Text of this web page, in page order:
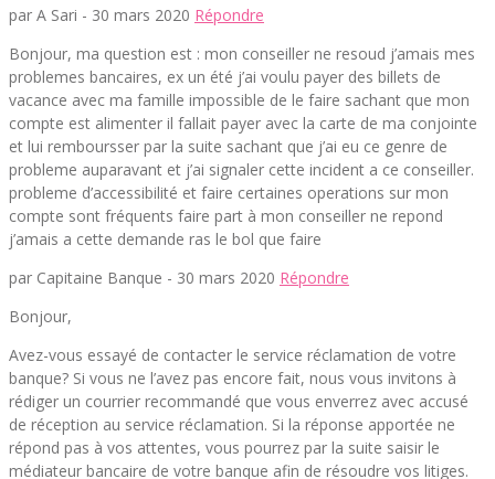
par A Sari - 30 mars 2020 Répondre
Bonjour, ma question est : mon conseiller ne resoud j’amais mes
problemes bancaires, ex un été j’ai voulu payer des billets de
vacance avec ma famille impossible de le faire sachant que mon
compte est alimenter il fallait payer avec la carte de ma conjointe
et lui remboursser par la suite sachant que j’ai eu ce genre de
probleme auparavant et j’ai signaler cette incident a ce conseiller.
probleme d’accessibilité et faire certaines operations sur mon
compte sont fréquents faire part à mon conseiller ne repond
j’amais a cette demande ras le bol que faire
par Capitaine Banque - 30 mars 2020 Répondre
Bonjour,
Avez-vous essayé de contacter le service réclamation de votre
banque? Si vous ne l’avez pas encore fait, nous vous invitons à
rédiger un courrier recommandé que vous enverrez avec accusé
de réception au service réclamation. Si la réponse apportée ne
répond pas à vos attentes, vous pourrez par la suite saisir le
médiateur bancaire de votre banque afin de résoudre vos litiges.